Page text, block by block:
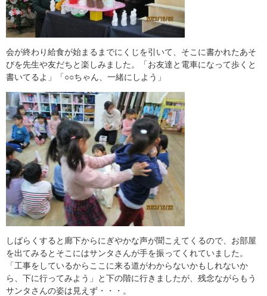
会が終わり給食が始まるまでにくじを引いて、そこに書かれたあそ
びを先生や友だちと楽しみました。「お友達と電車になって歩くと
書いてるよ」「○○ちゃん、一緒にしよう」
しばらくすると廊下からにぎやかな声が聞こえてくるので、お部屋
を出てみるとそこにはサンタさんが手を振ってくれていました。
「工事をしているからここに来る道がわからないかもしれないか
ら、下に行ってみよう」と下の階に行きましたが、残念ながらもう
サンタさんの姿は見えず・・・。